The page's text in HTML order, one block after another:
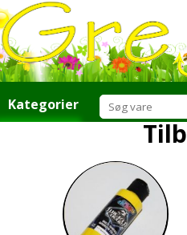
Kategorier
Nyheder
Ris eller ros
Links